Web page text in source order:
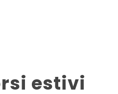
estivi